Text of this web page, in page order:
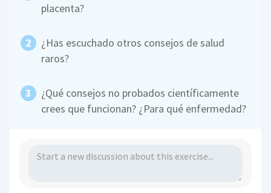
placenta?
¿Has escuchado otros consejos de salud
raros?
¿Qué consejos no probados científicamente
crees que funcionan? ¿Para qué enfermedad?